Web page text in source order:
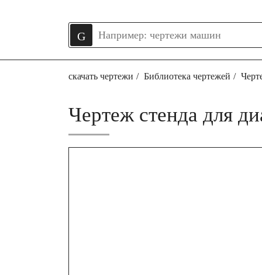
скачать чертежи Библиотека чертежей
Чертеж стенда для